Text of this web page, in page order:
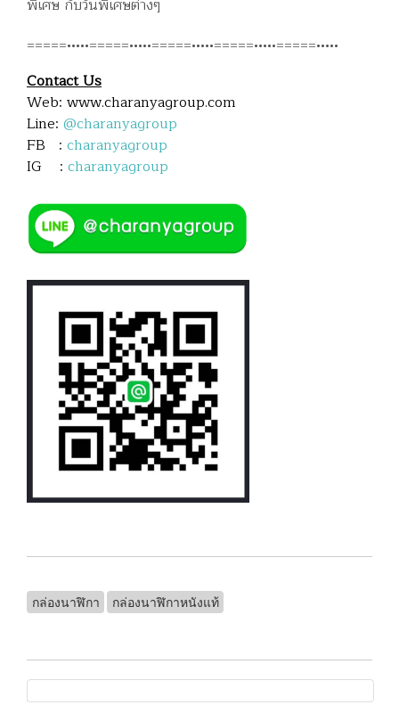
พิเศษ กับวันพิเศษต่างๆ
=====•••••=====•••••=====•••••=====•••••=====•••••
Contact Us
Web: www.charanyagroup.com
Line: @charanyagroup
FB : charanyagroup
IG : charanyagroup
กล่องนาฬิกา กล่องนาฬิกาหนังแท้